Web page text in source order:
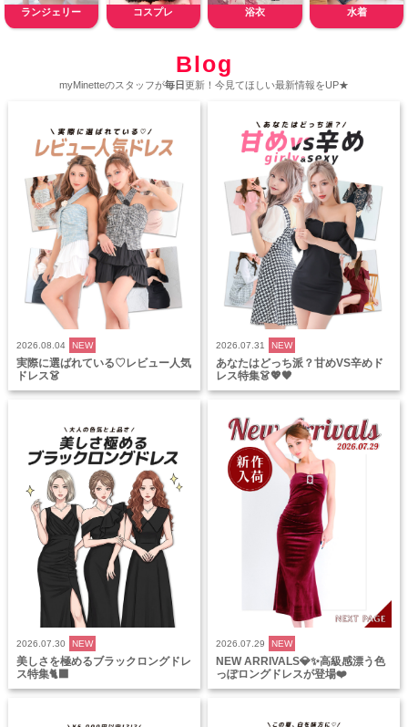
ランジェリー コスプレ 浴衣 水着
Blog
myMinetteのスタッフが毎日更新！今見てほしい最新情報をUP★
2026.08.04 NEW
実際に選ばれている♡レビュー人気
ドレス👗
2026.07.31 NEW
あなたはどっち派？甘めVS辛めド
レス特集👗💖🖤
2026.07.30 NEW
美しさを極めるブラックロングドレ
ス特集🐈‍⬛
2026.07.29 NEW
NEW ARRIVALS💎✨高級感漂う色
っぽロングドレスが登場❤️